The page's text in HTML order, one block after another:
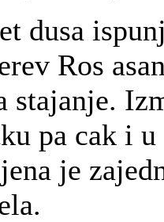
dusa
Ros
stajanje.
pa cak i
je